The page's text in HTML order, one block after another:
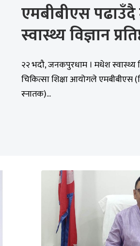
एमबीबीएस
स्वास्थ्य विज्ञान
२२ भदौ, जनकपुरधाम । मधेश स्वास्थ्य
चिकित्सा शिक्षा आयोगले एमबीबीएस
स्नातक)...